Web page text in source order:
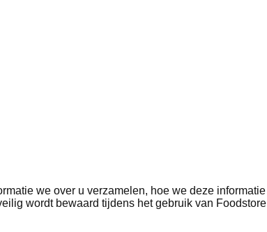
we over u verzamelen, hoe we deze informatie
wordt bewaard tijdens het gebruik van Foodstore